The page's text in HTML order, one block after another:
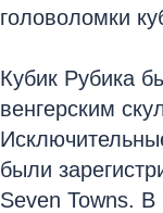
головоломки
Кубик Рубика
венгерским
были
Seven Towns. В